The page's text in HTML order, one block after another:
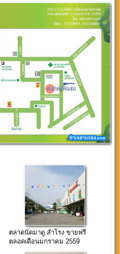
ตลาดนัดมาดู สำโรง ขายฟรี
ตลอดเดือนมกราคม 2559